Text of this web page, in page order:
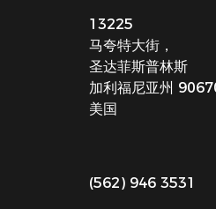
13225
马夸特大街，
圣达菲斯普林斯
加利福尼亚州
美国
(562) 946 3531